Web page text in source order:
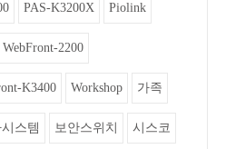
PAS-K3200X Piolink
WebFront-2200
K3400 Workshop 가족
스템 보안스위치 시스코